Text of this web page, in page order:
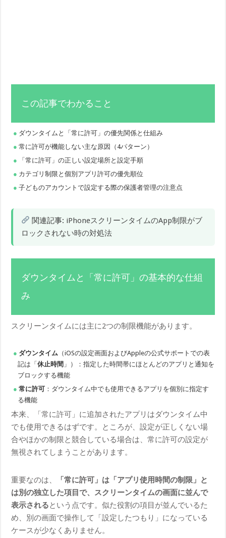
この記事でわかること
ダウンタイムと「常に許可」の優先関係と仕組み
常に許可が機能しない主な原因（4パターン）
「常に許可」の正しい設定場所と設定手順
カテゴリ制限と個別アプリ許可の優先順位
子どものアカウントで設定する際の保護者管理の注意点
関連記事: iPhoneスクリーンタイムのApp制限がブ
ロックされない時の対処法
ダウンタイムと「常に許可」の基本的な仕組
み
スクリーンタイムには主に2つの制限機能があります。
ダウンタイム （iOSの設定画面およびAppleの公式サポートでの表
記は「休止時間 」）：指定した時間帯にほとんどのアプリと通知を
ブロックする機能
常に許可 ：ダウンタイム中でも使用できるアプリを個別に指定す
る機能
本来、「常に許可」に追加されたアプリはダウンタイム中
でも使用できるはずです。ところが、設定が正しくない場
合やほかの制限と競合している場合は、常に許可の設定が
無視されてしまうことがあります。
重要なのは、
「常に許可」は「アプリ使用時間の制限」と
は別の独立した項目で、スクリーンタイムの画面に並んで
表示されるという点です。似た役割の項目が並んでいるた
め、別の画面で操作して「設定したつもり」になっている
ケースが少なくありません。